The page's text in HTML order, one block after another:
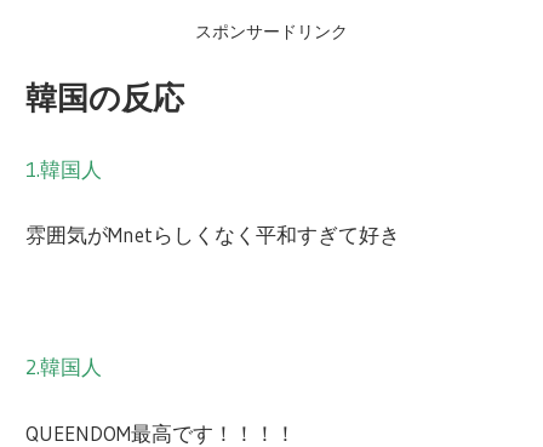
スポンサードリンク
韓国の反応
1.韓国人
雰囲気がMnetらしくなく平和すぎて好き
2.韓国人
QUEENDOM最高です！！！！